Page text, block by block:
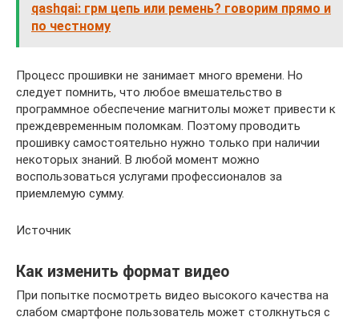
qashqai: грм цепь или ремень? говорим прямо и
по честному
Процесс прошивки не занимает много времени. Но
следует помнить, что любое вмешательство в
программное обеспечение магнитолы может привести к
преждевременным поломкам. Поэтому проводить
прошивку самостоятельно нужно только при наличии
некоторых знаний. В любой момент можно
воспользоваться услугами профессионалов за
приемлемую сумму.
Источник
Как изменить формат видео
При попытке посмотреть видео высокого качества на
слабом смартфоне пользователь может столкнуться с